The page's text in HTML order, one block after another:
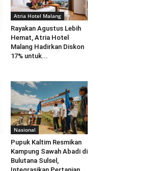
Atria Hotel Malang
Rayakan Agustus Lebih
Hemat, Atria Hotel
Malang Hadirkan Diskon
17% untuk...
Nasional
Pupuk Kaltim Resmikan
Kampung Sawah Abadi di
Bulutana Sulsel,